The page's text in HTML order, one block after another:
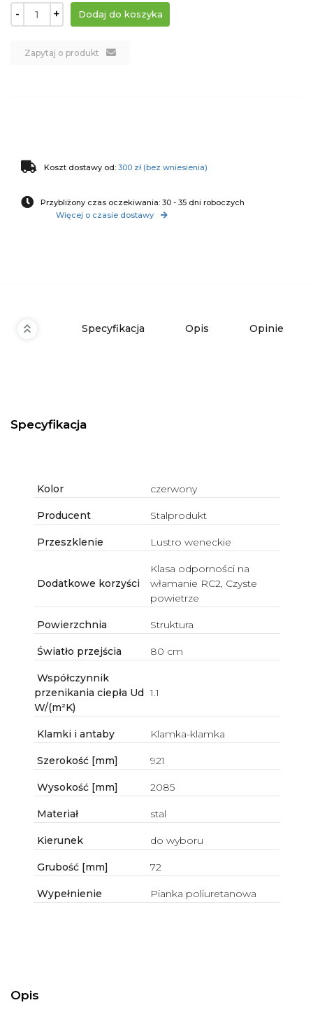
- +
Zapytaj o produkt
Koszt dostawy od: 300 zł (bez wniesienia)
Przybliżony czas oczekiwania: 30 - 35 dni roboczych
Więcej o czasie dostawy
Specyfikacja Opis Opinie
Specyfikacja
Kolor czerwony
Producent Stalprodukt
Przeszklenie Lustro weneckie
Dodatkowe korzyści
Klasa odporności na
włamanie RC2, Czyste
powietrze
Powierzchnia Struktura
Światło przejścia 80 cm
Współczynnik
przenikania ciepła Ud
W/(m²K)
1.1
Klamki i antaby Klamka-klamka
Szerokość [mm] 921
Wysokość [mm] 2085
Materiał stal
Kierunek do wyboru
Grubość [mm] 72
Wypełnienie Pianka poliuretanowa
Opis